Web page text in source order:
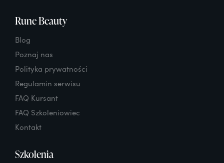
Rune Beauty
Blog
Poznaj nas
Polityka prywatności
Regulamin serwisu
FAQ Kursant
FAQ Szkoleniowiec
Kontakt
Szkolenia